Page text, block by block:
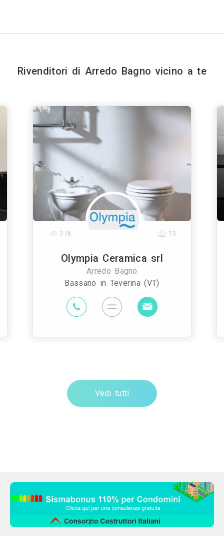
Rivenditori di Arredo Bagno vicino a te
Olympia Ceramica srl
Arredo Bagno
Bassano in Teverina (VT)
27K 13
Vedi tutti